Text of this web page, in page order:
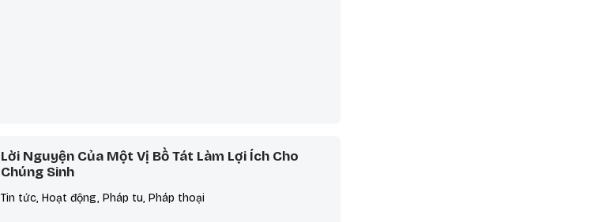
Lời Nguyện Của Một Vị Bồ Tát Làm Lợi Ích Cho
Chúng Sinh
Tin tức, Hoạt động, Pháp tu, Pháp thoại